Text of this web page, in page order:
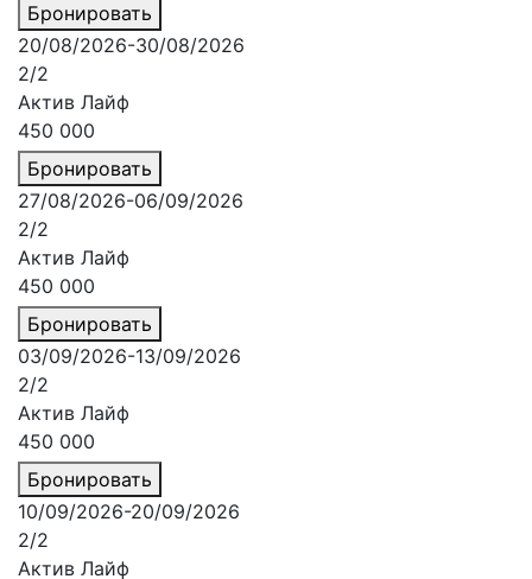
Бронировать
20/08/2026-30/08/2026
2/2
Актив Лайф
450 000
Бронировать
27/08/2026-06/09/2026
2/2
Актив Лайф
450 000
Бронировать
03/09/2026-13/09/2026
2/2
Актив Лайф
450 000
Бронировать
10/09/2026-20/09/2026
2/2
Актив Лайф